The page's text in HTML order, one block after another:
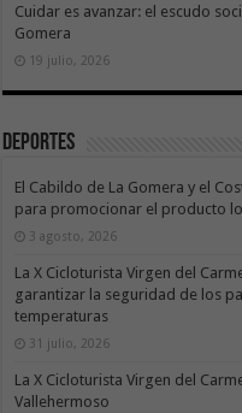
Cuidar es avanzar: el escudo
Gomera
19 julio, 2026
Deportes
El Cabildo de La Gomera y el
para promocionar el producto
3 agosto, 2026
La X Cicloturista Virgen del
garantizar la seguridad de los
temperaturas
31 julio, 2026
La X Cicloturista Virgen del
Vallehermoso